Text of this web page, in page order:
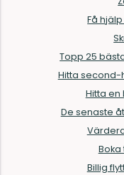
Få
Topp 25
Hitta second-
Hitta
De senaste
Billig